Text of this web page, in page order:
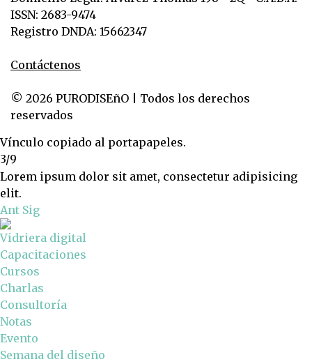
ISSN: 2683-9474
Registro DNDA: 15662347
Contáctenos
© 2026 PURODISEñO | Todos los derechos
reservados
Vínculo copiado al portapapeles.
3/9
Lorem ipsum dolor sit amet, consectetur adipisicing
elit.
Ant Sig
Vidriera digital
Capacitaciones
Cursos
Charlas
Consultoría
Notas
Evento
Semana del diseño